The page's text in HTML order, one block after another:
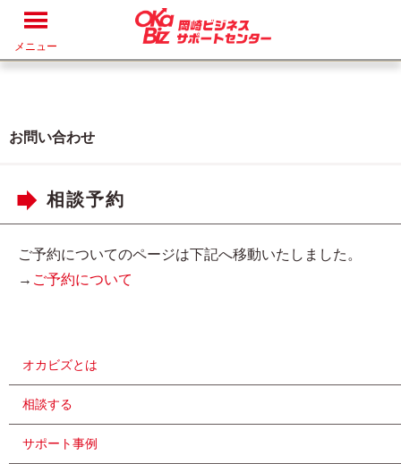
メニュー
お問い合わせ
相談予約
ご予約についてのページは下記へ移動いたしました。
→ ご予約について
オカビズとは
相談する
サポート事例